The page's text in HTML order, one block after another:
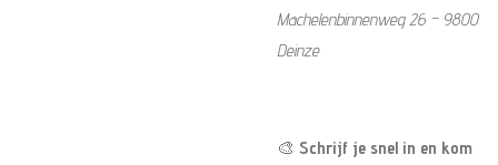
Machelenbinnenweg 26 – 9800
Deinze
🎨 Schrijf je snel in en kom